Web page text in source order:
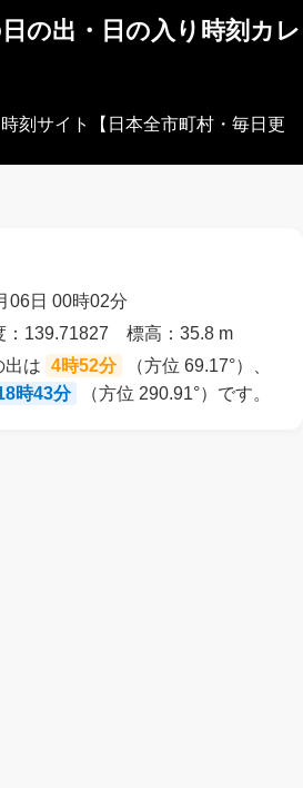
の出・日の入り時刻カレ
刻サイト【日本全市町村・毎日更
06日 00時02分
139.71827 標高：35.8 m
出は 4時52分
（方位 69.17°）、
時43分 （方位 290.91°）です。